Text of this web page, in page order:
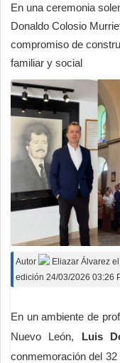
En una ceremonia
Donaldo Colosio
compromiso de
familiar y social
Autor Eliazar Álvarez el
edición 24/03/2026 03:26
En un ambiente de
Nuevo León, Luis
conmemoración del